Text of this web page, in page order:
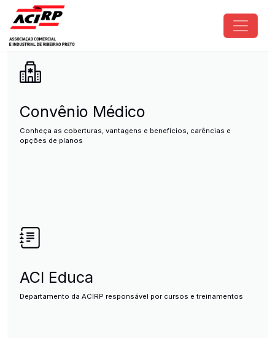
Pular para o conteúdo principal
ACIRP - Associação Comercial
Convênio Médico
Conheça as coberturas, vantagens e benefícios, carências e
opções de planos
ACI Educa
Departamento da ACIRP responsável por cursos e treinamentos